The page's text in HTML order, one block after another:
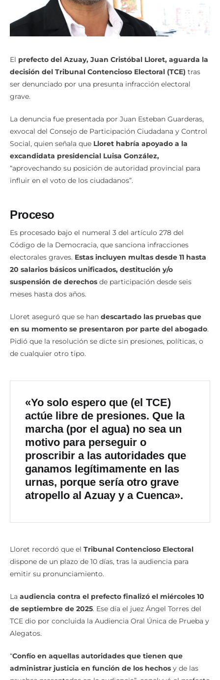
El prefecto del Azuay, Juan Cristóbal Lloret, aguarda la
decisión del Tribunal Contencioso Electoral (TCE) tras
ser denunciado por una presunta infracción electoral
grave.
La denuncia fue presentada por Juan Esteban Guarderas,
exvocal del Consejo de Participación Ciudadana y Control
Social, quien señala que Lloret habría apoyado a la
excandidata presidencial Luisa González,
“aprovechando su posición de autoridad provincial para
influir en el voto de los ciudadanos”.
Proceso
Es procesado bajo el numeral 3 del artículo 278 del
Código de la Democracia, que sanciona infracciones
electorales graves. Estas incluyen multas desde 11 hasta
20 salarios básicos unificados, destitución y/o
suspensión de derechos de participación desde seis
meses hasta dos años.
Lloret aseguró que se han descartado las pruebas que
en su momento se presentaron por parte del abogado.
Pidió que la resolución se dicte sin presiones, políticas, o
de cualquier otro tipo.
«Yo solo espero que (el TCE)
actúe libre de presiones. Que la
marcha (por el agua) no sea un
motivo para perseguir o
proscribir a las autoridades que
ganamos legítimamente en las
urnas, porque sería otro grave
atropello al Azuay y a Cuenca».
Lloret recordó que el Tribunal Contencioso Electoral
dispone de un plazo de 10 días, tras la audiencia para
emitir su pronunciamiento.
La audiencia contra el prefecto finalizó el miércoles 10
de septiembre de 2025. Ese día el juez Ángel Torres del
TCE dio por concluida la Audiencia Oral Única de Prueba y
Alegatos.
“Confío en aquellas autoridades que tienen que
administrar justicia en función de los hechos y de las